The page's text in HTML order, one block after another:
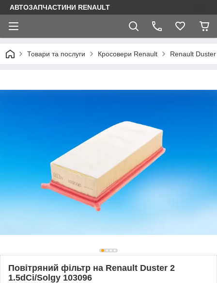
АВТОЗАПЧАСТИНИ RENAULT
Товари та послуги Кросовери Renault Renault
Повітряний фільтр на Renault Duster 2
1.5dCi/Solgy 103096